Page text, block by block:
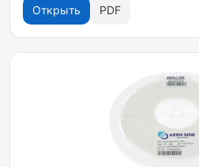
Открыть PDF